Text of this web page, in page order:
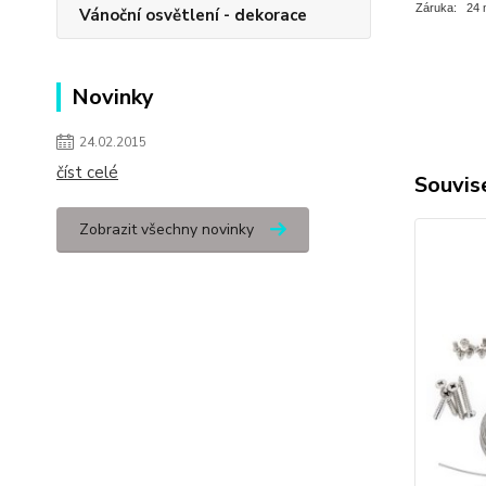
Vánoční osvětlení - dekorace
Novinky
24.02.2015
číst celé
Zobrazit všechny novinky
Záruka: 24